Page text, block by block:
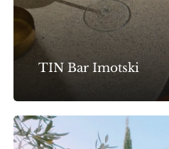
TIN Bar Imotski
Privatni
Bazen